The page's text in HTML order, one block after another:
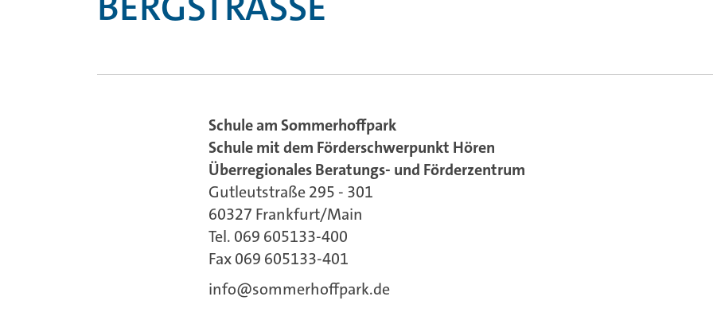
Schule am Sommerhoffpark
Schule mit dem Förderschwerpunkt Hören
Überregionales Beratungs- und Förderzentrum
Gutleutstraße 295 - 301
60327 Frankfurt/Main
Tel. 069 605133-400
Fax 069 605133-401
info@sommerhoffpark.de